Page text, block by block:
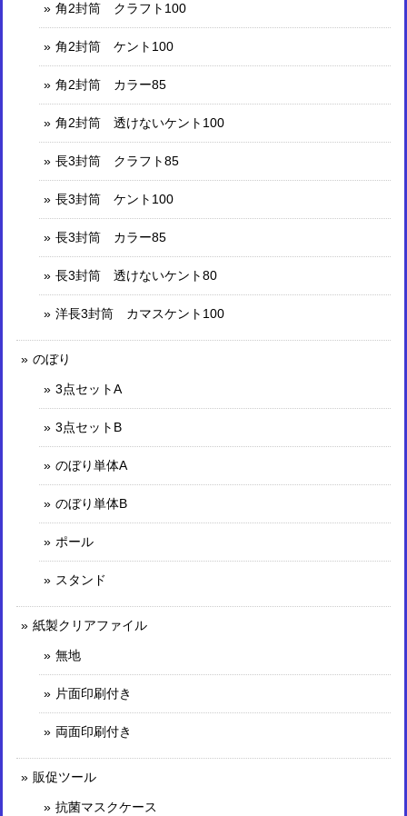
角2封筒 クラフト100
角2封筒 ケント100
角2封筒 カラー85
角2封筒 透けないケント100
長3封筒 クラフト85
長3封筒 ケント100
長3封筒 カラー85
長3封筒 透けないケント80
洋長3封筒 カマスケント100
のぼり
3点セットA
3点セットB
のぼり単体A
のぼり単体B
ポール
スタンド
紙製クリアファイル
無地
片面印刷付き
両面印刷付き
販促ツール
抗菌マスクケース